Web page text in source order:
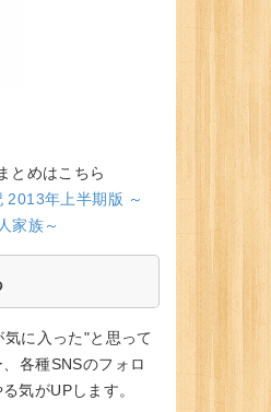
とめはこちら
2013年上半期版 ～
家族～
に入った"と思って
各種SNSのフォロ
気がUPします。